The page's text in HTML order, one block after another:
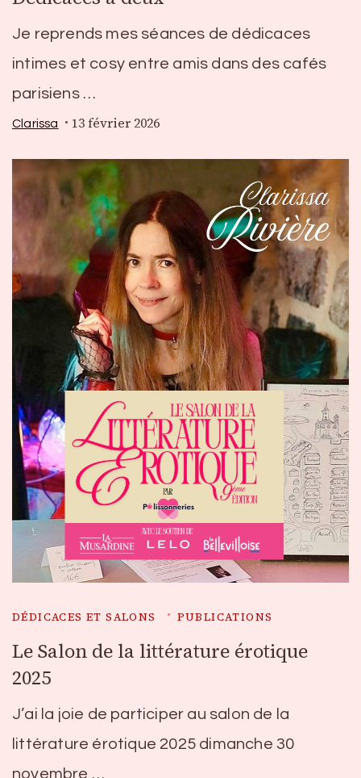
Je reprends mes séances de dédicaces
intimes et cosy entre amis dans des cafés
parisiens …
Clarissa 13 février 2026
DÉDICACES ET SALONS PUBLICATIONS
Le Salon de la littérature érotique
2025
J’ai la joie de participer au salon de la
littérature érotique 2025 dimanche 30
novembre …